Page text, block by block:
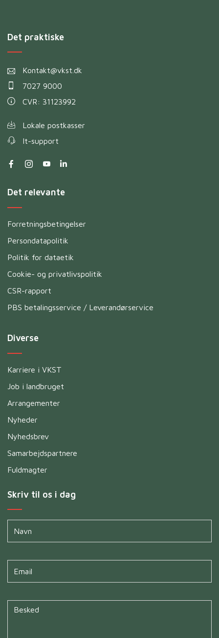
Det praktiske
Kontakt@vkst.dk
7027 9000
CVR: 31123992
Lokale postkasser
It-support
Det relevante
Forretningsbetingelser
Persondatapolitik
Politik for dataetik
Cookie- og privatlivspolitik
CSR-rapport
PBS betalingsservice / Leverandørservice
Diverse
Karriere i VKST
Job i landbruget
Arrangementer
Nyheder
Nyhedsbrev
Samarbejdspartnere
Fuldmagter
Skriv til os i dag
Navn*
Untitled*
Untitled*